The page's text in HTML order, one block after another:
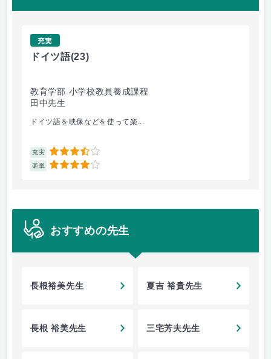
充実
ドイツ語(23)
教育学部 小学校教員養成課程
田中先生
ドイツ語を映像などを使って楽...
充実 3.5
楽単 4
おすすめの先生
長根裕美先生 夏吉 裕貴先生
長根 裕美先生 三宅芳夫先生